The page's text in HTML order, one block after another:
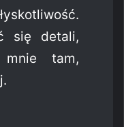
się detali,
mnie tam,